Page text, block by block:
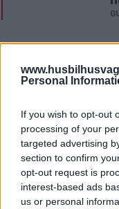
Personal
If you wish to opt-out
processing of your
targeted advertising
section to confirm
opt-out request is
interest-based ads
us or personal